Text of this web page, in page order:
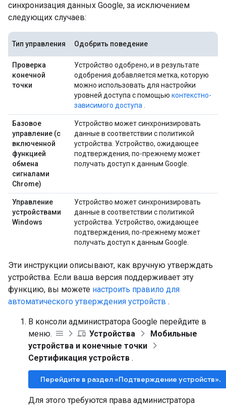
синхронизация данных Google, за исключением
следующих случаев:
Тип управления Одобрить поведение
Проверка
конечной
точки
Устройство одобрено, и в результате
одобрения добавляется метка, которую
можно использовать для настройки
уровней доступа с помощью контекстно-
зависимого доступа
Базовое
управление (с
включенной
функцией
обмена
сигналами
Chrome)
Устройство может синхронизировать
данные в соответствии с политикой
устройства. Устройство, ожидающее
подтверждения, по-прежнему может
получать доступ к данным Google.
Управление
устройствами
Windows
Устройство может синхронизировать
данные в соответствии с политикой
устройства. Устройство, ожидающее
подтверждения, по-прежнему может
получать доступ к данным Google.
Эти инструкции описывают, как вручную утверждать
устройства. Если ваша версия поддерживает эту
функцию, вы можете настроить правило для
автоматического утверждения устройств .
В консоли администратора Google перейдите в
меню.
Устройства
Мобильные
устройства и конечные точки
Сертификация устройств .
Перейдите в раздел «Подтверждение устройств».
Для этого требуются права администратора